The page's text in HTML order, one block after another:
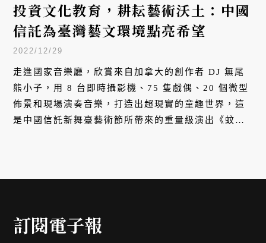
投資文化教育，耕耘藝術沃土：中國
信託為臺灣藝文環境點亮希望
2022/12/29
走進國家音樂廳，欣賞來自加拿大的創作者 DJ 無尾
熊小子，用 8 台即時攝影機、75 隻戲偶、20 個微型
佈景和現場演奏音樂，打造出超現實的童趣世界，這
是中國信託新舞臺藝術節所帶來的重量級演出《蚊子
訂閱電子報